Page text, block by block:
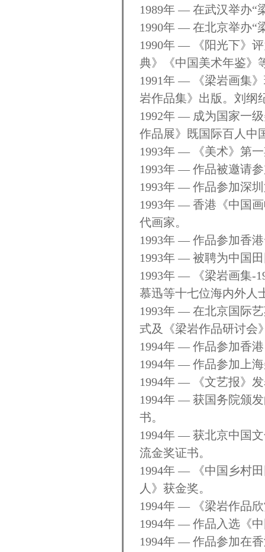
1989年 — 在武汉举办“
1990年 — 在北京举办“
1990年 — 《阳光下》
典》《中国美术年鉴》
1991年 — 《梁岩画集
岩作品集》出版。刘纲
1992年 — 成为国家一
作品展》既国际百人中
1993年 — 《美术》第
1993年 — 作品被邀请
1993年 — 作品参加深
1993年 — 香港《中国
代画家。
1993年 — 作品参加香
1993年 — 被聘为中国
1993年 — 《梁岩画集-
慕迅等十七位海内外人
1993年 — 在北京国际
式及《梁岩作品研讨会
1994年 — 作品参加香
1994年 — 作品参加上
1994年 — 《文艺报》
1994年 — 获国务院颁
书。
1994年 — 获北京中国
流金奖证书。
1994年 — 《中国乡村
人》获金奖。
1994年 — 《梁岩作品
1994年 — 作品入选《
1994年 — 作品参加在